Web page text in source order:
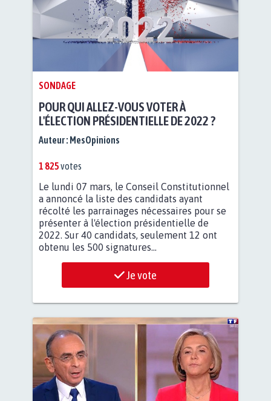
SONDAGE
POUR QUI ALLEZ-VOUS VOTER À
L'ÉLECTION PRÉSIDENTIELLE DE 2022 ?
Auteur : MesOpinions
1 825votes
Le lundi 07 mars, le Conseil Constitutionnel
a annoncé la liste des candidats ayant
récolté les parrainages nécessaires pour se
présenter à l'élection présidentielle de
2022. Sur 40 candidats, seulement 12 ont
obtenu les 500 signatures...
Je vote